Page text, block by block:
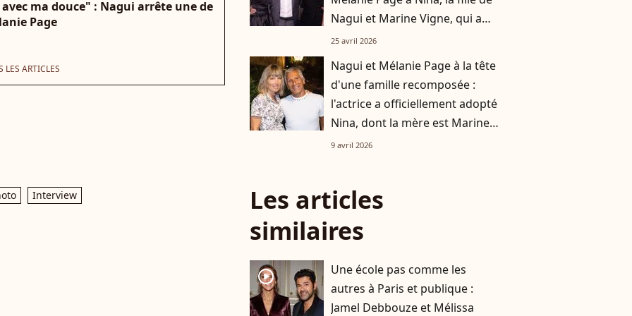
ma douce" : Nagui arrête une de
Page
LES ARTICLES
Interview
Nagui et Marine Vigne, qui a
apaisé leurs rapports
25 avril 2026
Nagui et Mélanie Page à la tête
d'une famille recomposée :
l'actrice a officiellement adopté
Nina, dont la mère est Marine
Vignes
9 avril 2026
Les articles
similaires
player2
Une école pas comme les
autres à Paris et publique :
Jamel Debbouze et Mélissa